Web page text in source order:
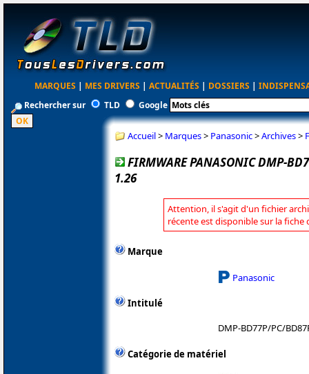
MARQUES | MES DRIVERS | ACTUALITÉS | DOSSIERS |
Rechercher sur
TLD Google
Accueil> Marques> Panasonic>Archives>
FIRMWARE PANASONIC DMP-
1.26
Attention, il s'agit d'un fichier
récente est disponible sur la fiche
Marque
Panasonic
Intitulé
DMP-BD77P/PC/
Catégorie de matériel